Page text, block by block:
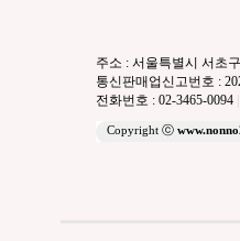
주소 : 서울특별시 서초
통신판매업신고번호 :
전화번호 : 02-3465-0094
Copyright ⓒ